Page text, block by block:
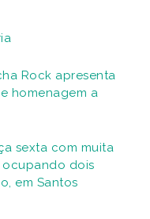
Rock apresenta
homenagem a
sexta com muita
ocupando dois
em Santos